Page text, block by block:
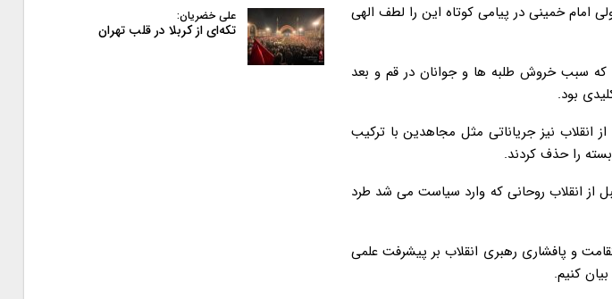
امام خمینی در پیامی کوتاه این را لطف الهی
که سبب خروش طلبه ها و جوانان در قم و بعد
انقلاب نیز جریاناتی مثل مجاهدین با ترکیب
را حذف کردند.
از انقلاب روحانی که وارد سیاست می شد طرد
و پافشاری رهبری انقلاب بر پیشرفت علمی
کنیم.
علی خضریان:
تکه‌ای از کربلا در قلب تهران